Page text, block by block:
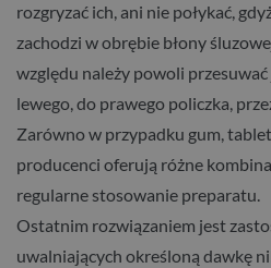
rozgryzać ich, ani nie połykać,
zachodzi w obrębie błony
względu należy powoli
lewego, do prawego policzka,
Zarówno w przypadku gum,
producenci oferują różne
regularne stosowanie preparatu.
Ostatnim rozwiązaniem jest
uwalniających określoną dawkę